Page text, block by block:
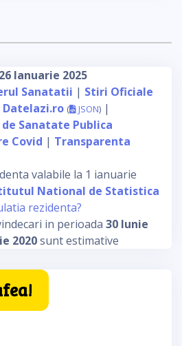
26 Ianuarie 2025
Sanatatii | Stiri Oficiale
Datelazi.ro ( JSON) |
Sanatate Publica
Covid | Transparenta
valabile la 1 ianuarie
National de Statistica
rezidenta?
in perioada 30 Iunie
2020sunt estimative